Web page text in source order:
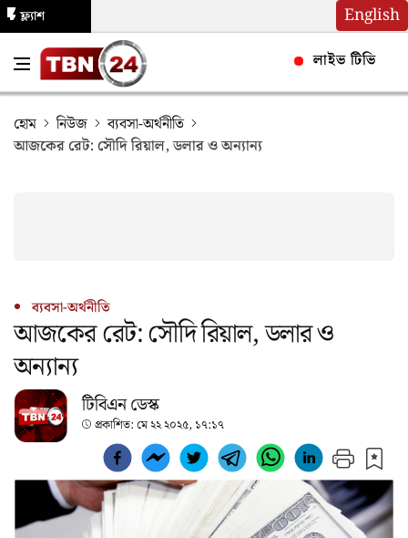
English
ফ্ল্যাশ
লাইভ টিভি
হোম নিউজ
ব্যবসা-অর্থনীতি
আজকের রেট: সৌদি রিয়াল, ডলার ও অন্যান্য
ব্যবসা-অর্থনীতি
আজকের রেট: সৌদি রিয়াল, ডলার ও
অন্যান্য
টিবিএন ডেস্ক
প্রকাশিত: মে ২২ ২০২৫, ১৭:১৭